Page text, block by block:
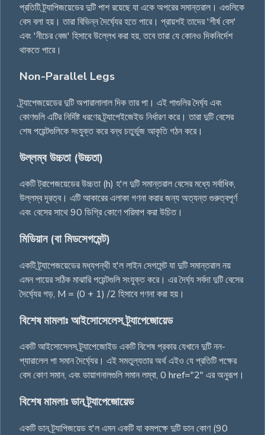
প্রতিটি ট্র্যাপিজয়েডের দুটি পাশ রয়েছে যা একে অপরের সমান্তরাল। এগুলিকে
বেস বলা হয়। তারা বিভিন্ন দৈর্ঘ্যের হতে পারে। প্রায়শই তাদের 'শীর্ষ বেস'
এবং 'নীচের বেজ' হিসাবে উল্লেখ করা হয়, তবে তারা যে কোনও দিকনির্দেশ
থাকতে পারে।
Non-Parallel Legs
ট্র্যাপেজয়েডের দুটি অপারালালাল দিক তার পা। এই পাগুলির দৈর্ঘ্য এবং
কোণগুলি এটির নির্দিষ্ট ধরণের ট্র্যাপেইজেইড নির্ধারণ করে। তারা দুটি বেসের
শেষ পয়েন্টগুলিকে সংযুক্ত করে বন্ধ চতুর্ভুজ আকৃতি গঠন করে।
উল্লম্ব উচ্চতা (উচ্চতা)
একটি ট্রাপেজয়েডের উচ্চতা (h) হ'ল দুটি সমান্তরাল বেসের মধ্যে সর্বাধিক,
উল্লম্ব দূরত্ব। এটি আকারের এলাকা গণনা করার জন্য অত্যন্ত গুরুত্বপূর্ণ
এবং বেসের সাথে 90 ডিগ্রি কোণে পরিমাপ করা উচিত।
মিডিয়ান (বা মিডসেগমেন্ট)
একটি ট্র্যাপেজয়েডের মধ্যপন্থী হ'ল লাইন সেগমেন্ট যা দুটি সমান্তরাল নয়
এমন পায়ের সঠিক মাঝারি পয়েন্টগুলি সংযুক্ত করে। এর দৈর্ঘ্য সর্বদা দুটি বেসের
দৈৰ্ঘ্যের গড়, M = (0 + 1) /2 হিসাবে গণনা করা হয়।
বিশেষ মামলাঃ আইসোসেলেস ট্র্যাপেজোয়েড
একটি আইসোসেলস ট্র্যাপেজোইড একটি বিশেষ প্রকার যেখানে দুটি নন-
প্যারালেল পা সমান দৈর্ঘ্যের। এই সমতুল্যতার অর্থ এইও যে প্রতিটি পক্ষের
বেস কোণ সমান, এবং ডায়াগনালগুলি সমান লম্বা, 0 href="2" এর অনুরূপ।
বিশেষ মামলাঃ ডান ট্র্যাপেজোয়েড
একটি ডান ট্র্যাপিজয়েড হ'ল এমন একটি যা কমপক্ষে দুটি ডান কোণ (90